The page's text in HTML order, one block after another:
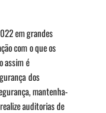
em grandes
com o que os
assim é
dos
mantenha-
auditorias de